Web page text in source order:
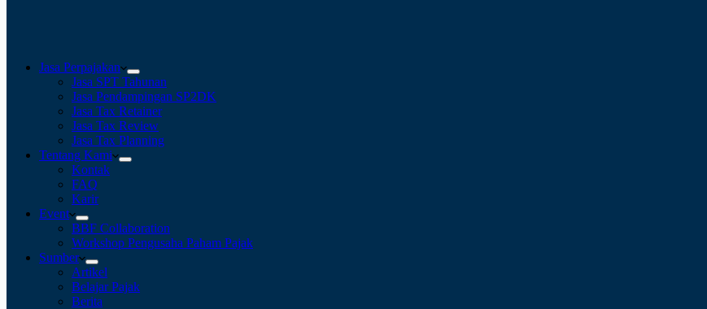
Jasa Perpajakan
Jasa SPT Tahunan
Jasa Pendampingan SP2DK
Jasa Tax Retainer
Jasa Tax Review
Jasa Tax Planning
Tentang Kami
Kontak
FAQ
Karir
Event
BBF Collaboration
Workshop Pengusaha Paham Pajak
Sumber
Artikel
Belajar Pajak
Berita